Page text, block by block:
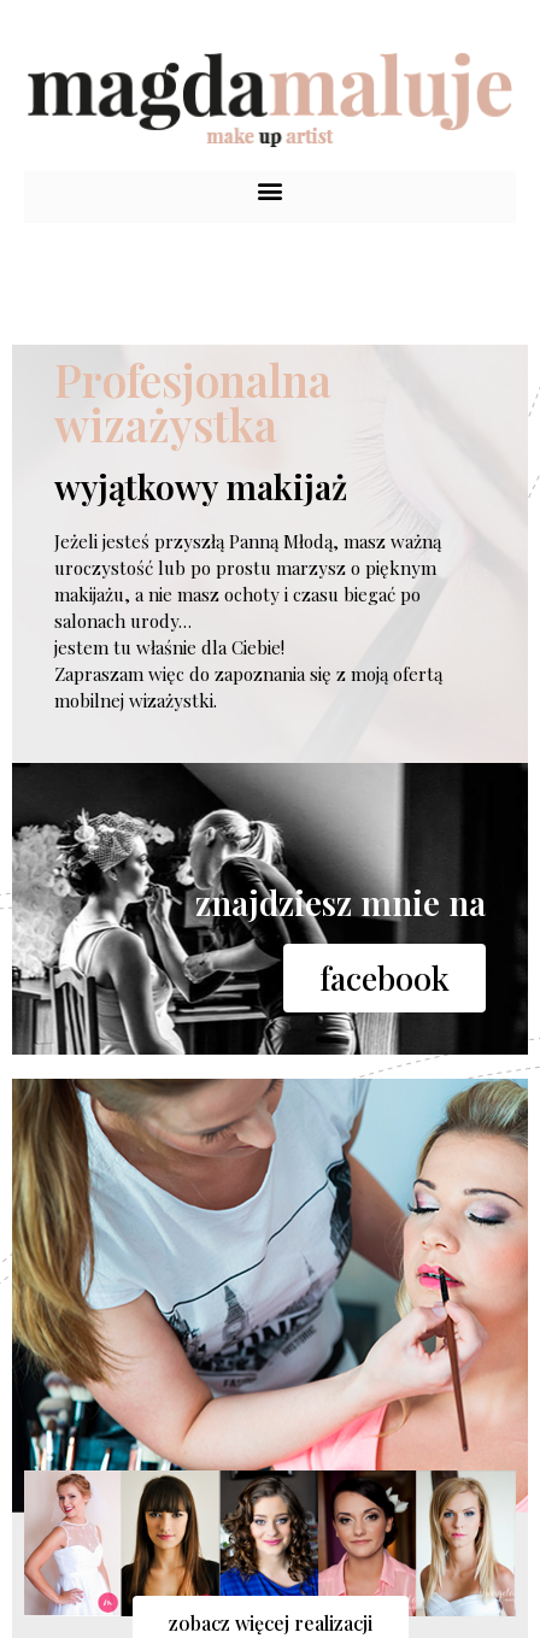
Profesjonalna
wizażystka
wyjątkowy makijaż
Jeżeli jesteś przyszłą Panną Młodą, masz ważną
uroczystość lub po prostu marzysz o pięknym
makijażu, a nie masz ochoty i czasu biegać po
salonach urody…
jestem tu właśnie dla Ciebie!
Zapraszam więc do zapoznania się z moją ofertą
mobilnej wizażystki.
znajdziesz mnie na
facebook
zobacz więcej realizacji